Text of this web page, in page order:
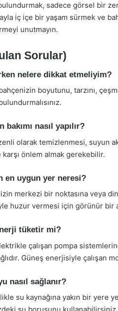
sadece görsel bir
iç içe bir yaşam sürmek ve
unutmayın.
Sorular)
nelere dikkat etmeliyim?
boyutunu, tarzını,
nasıl yapılır?
olarak temizlenmesi, suyun
önlem almak gerekebilir.
en uygun yer neresi?
merkezi bir noktasına veya
huzur vermesi için görünür bir
tüketir mi?
çalışan pompa
Güneş enerjisiyle çalışan
nasıl sağlanır?
su kaynağına yakın bir yere